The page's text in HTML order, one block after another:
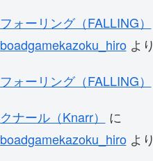
フォーリング（FALLING）
boadgamekazoku_hiroより
フォーリング（FALLING）
クナール（Knarr）
に
boadgamekazoku_hiroより